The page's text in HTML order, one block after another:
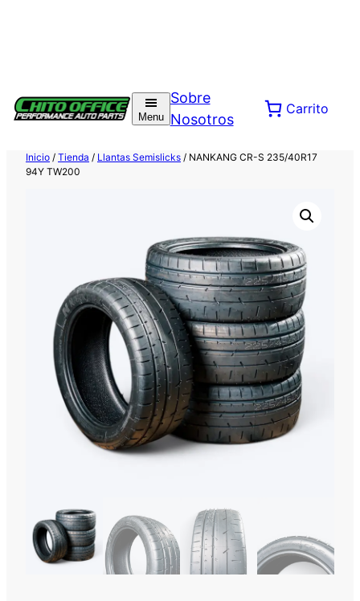
contenido
Menu
Sobre
Nosotros
Carrito
Inicio / Tienda / Llantas Semislicks / NANKANG CR-S 235/40R17
94Y TW200